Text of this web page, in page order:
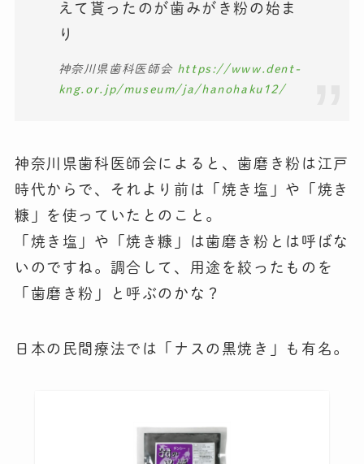
えて貰ったのが歯みがき粉の始ま
り
神奈川県⻭科医師会 https://www.dent-
kng.or.jp/museum/ja/hanohaku12/
神奈川県⻭科医師会によると、歯磨き粉は江戸
時代からで、それより前は「焼き塩」や「焼き
糠」を使っていたとのこと。
「焼き塩」や「焼き糠」は歯磨き粉とは呼ばな
いのですね。調合して、用途を絞ったものを
「歯磨き粉」と呼ぶのかな？
日本の民間療法では「ナスの黒焼き」も有名。